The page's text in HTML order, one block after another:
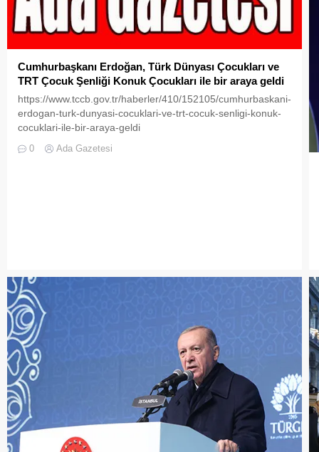
Cumhurbaşkanı Erdoğan, Türk Dünyası Çocukları ve
TRT Çocuk Şenliği Konuk Çocukları ile bir araya geldi
https://www.tccb.gov.tr/haberler/410/152105/cumhurbaskani-
erdogan-turk-dunyasi-cocuklari-ve-trt-cocuk-senligi-konuk-
cocuklari-ile-bir-araya-geldi
0 Ada Gazetesi